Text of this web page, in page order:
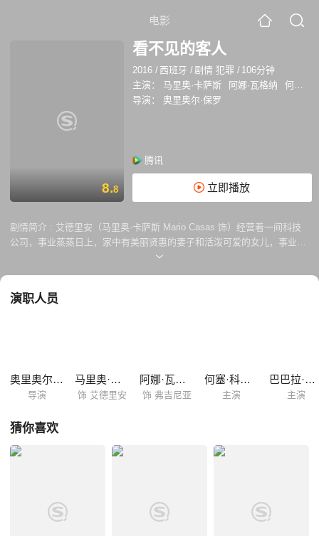
电影
8.8
看不见的客人
2016 / 西班牙 /剧情 犯罪 / 106分钟
主演：
马里奥·卡萨斯 阿娜·瓦格纳
何塞·科罗纳多
导演：
奥里奥尔·保罗
腾讯
立即播放
剧情简介 : 艾德里安（马里奥·卡萨斯 Mario Casas 饰）经营着一间科技
公司，事业蒸蒸日上，家中有美丽贤惠的妻子和活泼可爱的女儿，事业家
庭双丰收的他是旁人羡慕的对象。然而，野心勃勃的艾德里安并未珍惜眼
别墅，却在路上发生了车祸，为了掩盖事件的真相，两人决定将在车祸中
演职人员
奥里奥尔·保罗
导演
马里奥·卡萨斯
饰 艾德里安
阿娜·瓦格纳
饰 弗吉尼亚
何塞·科罗纳多
主演
巴巴拉·莱涅
主演
猜你喜欢